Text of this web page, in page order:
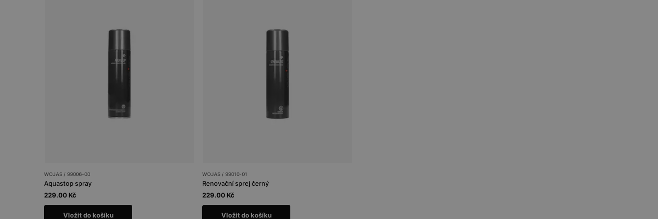
WOJAS / 99006-00
Aquastop spray
229.00 Kč
Vložit do košíku
WOJAS / 99010-01
Renovační sprej černý
229.00 Kč
Vložit do košíku